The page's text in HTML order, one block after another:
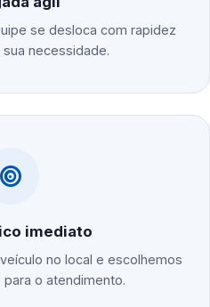
se desloca com rapidez
necessidade.
imediato
no local e escolhemos
o atendimento.